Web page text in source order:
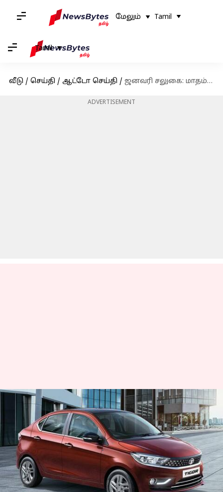
மேலும் Tamil
Tamil
வீடு / செய்தி / ஆட்டோ செய்தி / ஜனவரி சலுகை: மாதம் ரூ.65,000 வரை தள்ளுபடி விலையில் டாடா கார்கள்
ADVERTISEMENT
ஜனவரி சலுகை: மாதம்
ரூ.65,000 வரை தள்ளுபடி
விலையில் டாடா கார்கள்
எழுதியவர் Venkatalakshmi V Jan 06, 2023 12:20 pm
செய்தி முன்னோட்டம்